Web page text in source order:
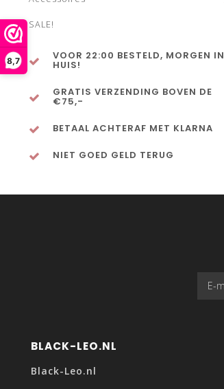
8,7
SALE!
VOOR 22:00 BESTELD, MORGEN IN
HUIS!
GRATIS VERZENDING BOVEN DE
€75,-
BETAAL ACHTERAF MET KLARNA
NIET GOED GELD TERUG
BLACK-LEO.NL
Black-Leo.nl